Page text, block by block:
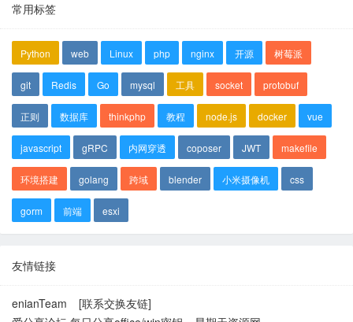
常用标签
Python web Linux php nginx 开源 树莓派
git Redis Go mysql 工具 socket protobuf
正则 数据库 thinkphp 教程 node.js docker vue
javascript gRPC 内网穿透 coposer JWT makefile
环境搭建 golang 跨域 blender 小米摄像机 css
gorm 前端 esxi
友情链接
enianTeam
[联系交换友链]